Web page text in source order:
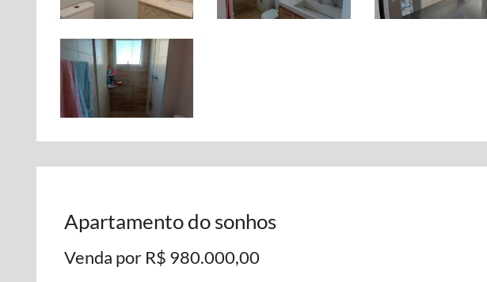
Apartamento do sonhos
Venda por R$ 980.000,00